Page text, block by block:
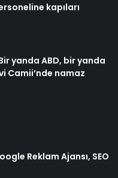
kapıları
yanda ABD, bir yanda
Camii’nde namaz
Reklam Ajansı, SEO